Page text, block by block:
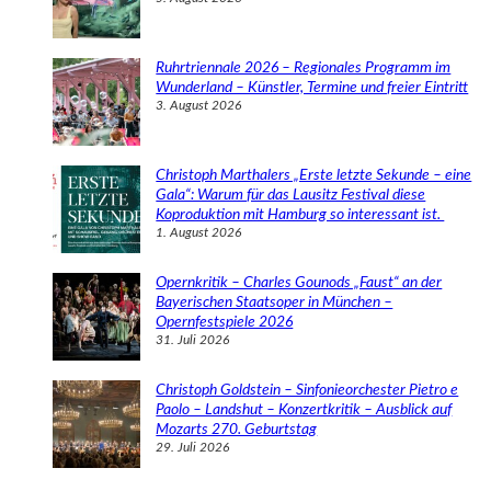
Ruhrtriennale 2026 – Regionales Programm im
Wunderland – Künstler, Termine und freier Eintritt
3. August 2026
Christoph Marthalers „Erste letzte Sekunde – eine
Gala“: Warum für das Lausitz Festival diese
Koproduktion mit Hamburg so interessant ist.
1. August 2026
Opernkritik – Charles Gounods „Faust“ an der
Bayerischen Staatsoper in München –
Opernfestspiele 2026
31. Juli 2026
Christoph Goldstein – Sinfonieorchester Pietro e
Paolo – Landshut – Konzertkritik – Ausblick auf
Mozarts 270. Geburtstag
29. Juli 2026